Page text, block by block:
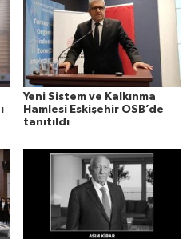
Yeni Sistem ve Kalkınma
Hamlesi Eskişehir OSB’de
tanıtıldı